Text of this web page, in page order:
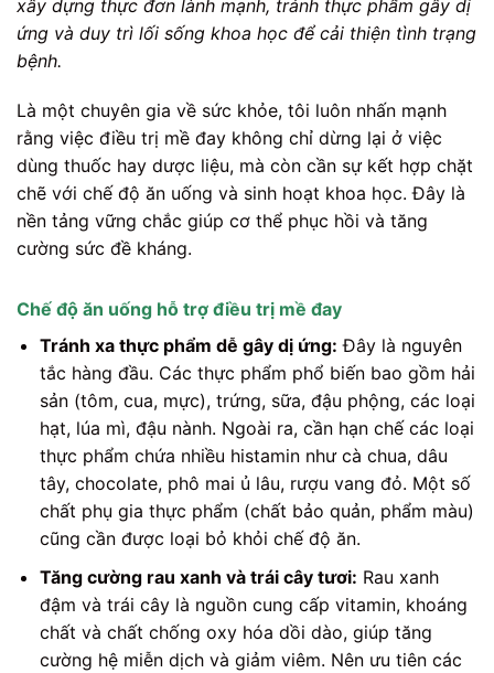
xây dựng thực đơn lành mạnh, tránh thực phẩm gây dị
ứng và duy trì lối sống khoa học để cải thiện tình trạng
bệnh.
Là một chuyên gia về sức khỏe, tôi luôn nhấn mạnh
rằng việc điều trị mề đay không chỉ dừng lại ở việc
dùng thuốc hay dược liệu, mà còn cần sự kết hợp chặt
chẽ với chế độ ăn uống và sinh hoạt khoa học. Đây là
nền tảng vững chắc giúp cơ thể phục hồi và tăng
cường sức đề kháng.
Chế độ ăn uống hỗ trợ điều trị mề đay
Tránh xa thực phẩm dễ gây dị ứng: Đây là nguyên
tắc hàng đầu. Các thực phẩm phổ biến bao gồm hải
sản (tôm, cua, mực), trứng, sữa, đậu phộng, các loại
hạt, lúa mì, đậu nành. Ngoài ra, cần hạn chế các loại
thực phẩm chứa nhiều histamin như cà chua, dâu
tây, chocolate, phô mai ủ lâu, rượu vang đỏ. Một số
chất phụ gia thực phẩm (chất bảo quản, phẩm màu)
cũng cần được loại bỏ khỏi chế độ ăn.
Tăng cường rau xanh và trái cây tươi: Rau xanh
đậm và trái cây là nguồn cung cấp vitamin, khoáng
chất và chất chống oxy hóa dồi dào, giúp tăng
cường hệ miễn dịch và giảm viêm. Nên ưu tiên các